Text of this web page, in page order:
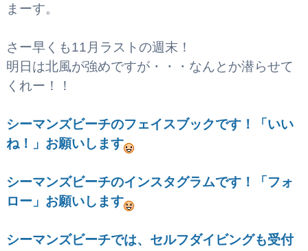
まーす。
さー早くも11月ラストの週末！
明日は北風が強めですが・・・なんとか潜らせて
くれー！！
シーマンズビーチのフェイスブックです！
「いい
ね！」お願いします
シーマンズビーチのインスタグラムです！「フォ
ロー」お願いします
シーマンズビーチでは、セルフダイビングも受付